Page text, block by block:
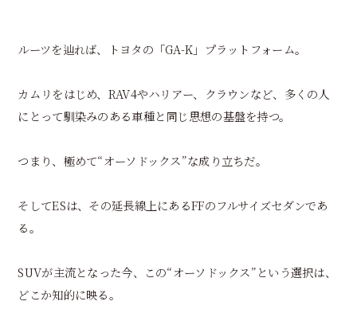
ルーツを辿れば、トヨタの「GA-K」プラットフォーム。
カムリをはじめ、RAV4やハリアー、クラウンなど、多くの人
にとって馴染みのある車種と同じ思想の基盤を持つ。
つまり、極めて“オーソドックス”な成り立ちだ。
そしてESは、その延長線上にあるFFのフルサイズセダンであ
る。
SUVが主流となった今、この“オーソドックス”という選択は、
どこか知的に映る。